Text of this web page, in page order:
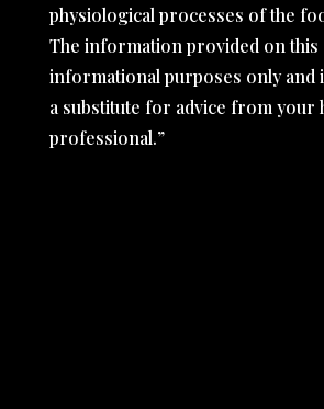
physiological processes of the
The information provided on this
informational purposes only and
a substitute for advice from your
professional.”